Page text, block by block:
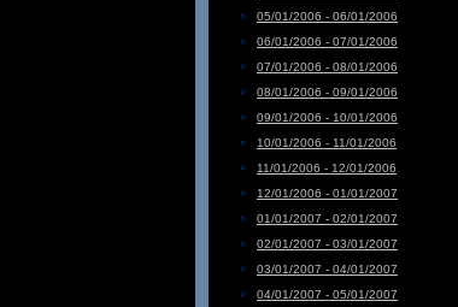
05/01/2006 - 06/01/2006
06/01/2006 - 07/01/2006
07/01/2006 - 08/01/2006
08/01/2006 - 09/01/2006
09/01/2006 - 10/01/2006
10/01/2006 - 11/01/2006
11/01/2006 - 12/01/2006
12/01/2006 - 01/01/2007
01/01/2007 - 02/01/2007
02/01/2007 - 03/01/2007
03/01/2007 - 04/01/2007
04/01/2007 - 05/01/2007